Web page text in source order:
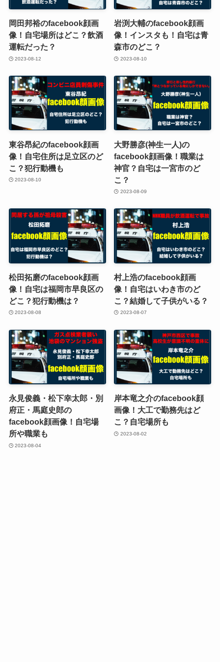
岡田邦裕のfacebook顔画
像！自宅場所はどこ？飲酒
運転だった？
2023-08-12
岩渕大輔のfacebook顔画
像！インスタも！自宅は青
森市のどこ？
2023-08-10
東谷昂紀のfacebook顔画
像！自宅住所は足立区のど
こ？犯行動機も
2023-08-10
大野勝彦(神生一人)の
facebook顔画像！職業は
神官？自宅は一宮市のど
こ？
2023-08-09
松田拓磨のfacebook顔画
像！自宅は福岡市早良区の
どこ？犯行動機は？
2023-08-08
村上浩のfacebook顔画
像！自宅はいわき市のど
こ？結婚して子供がいる？
2023-08-07
永見俊義・松下幸太郎・別
府正・馬庭史郎の
facebook顔画像！自宅場
所や職業も
2023-08-04
岸本竜之介のfacebook顔
画像！大工で勤務先はど
こ？自宅場所も
2023-08-02